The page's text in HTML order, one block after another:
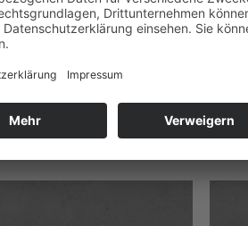
/ Garderobe Jäger mit
€ Enthält 19% De
58,90
zzgl.